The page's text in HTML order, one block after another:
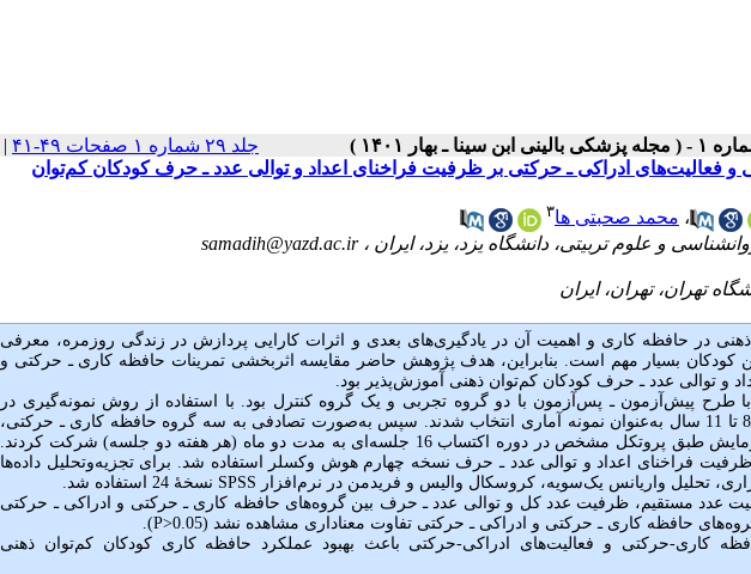
جلد ۲۹ شماره ۱ صفحات ۴۹-۴۱ |
فعالیت‌های ادراکی ـ حرکتی بر ظرفیت فراخنای اعداد و توالی عدد ـ حرف کودکان کم‌توان
، محمد صحبتی ها۳
samadih@yazd.ac.ir
در حافظه کاری و اهمیت آن در یادگیری‌های بعدی و اثرات کارایی پردازش در زندگی روزمره، معرفی
کودکان بسیار مهم است. بنابراین، هدف پژوهش حاضر مقایسه اثربخشی تمرینات حافظه کاری ـ حرکتی و
و توالی عدد ـ حرف کودکان کم‌توان ذهنی آموزش‌پذیر بود.
طرح پیش‌آزمون ـ پس‌آزمون با دو گروه تجربی و یک گروه کنترل بود. با استفاده از روش نمونه‌گیری در
دسترس، 30 دانش‌آموز کم‌توان ذهنی در ردۀ سنی 8 تا 11 سال به‌عنوان نمونه آماری انتخاب شدند. سپس به‌صورت تصادفی به سه گروه حافظه کاری ـ حرکتی،
ادراکی ـ حرکتی و کنترل تقسیم شدند. گروه‌های آزمایش طبق پروتکل مشخص در دوره اکتساب 16 جلسه‌ای به مدت دو ماه (هر هفته دو جلسه) شرکت کردند.
فراخنای اعداد و توالی عدد ـ حرف نسخه چهارم هوش وکسلر استفاده شد. برای تجزیه‌وتحلیل داده‌ها
تحلیل واریانس یک‌سویه، کروسکال والیس و فریدمن در نرم‌افزار SPSS نسخۀ 24 استفاده شد.
عدد مستقیم، ظرفیت عدد کل و توالی عدد ـ حرف بین گروه‌های حافظه کاری ـ حرکتی و ادراکی ـ حرکتی
حافظه کاری ـ حرکتی و ادراکی ـ حرکتی تفاوت معناداری مشاهده نشد (0.05< P
).
کاری-حرکتی و فعالیت‌های ادراکی-حرکتی باعث بهبود عملکرد حافظه کاری کودکان کم‌توان ذهنی